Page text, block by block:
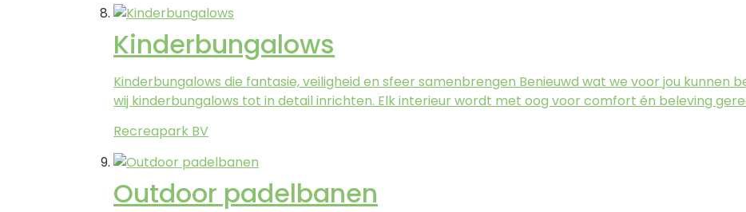
Kinderbungalows
Kinderbungalows die fantasie, veiligheid en sfeer samenbrengen Benieuwd wat we voor jou kunnen
wij kinderbungalows tot in detail inrichten. Elk interieur wordt met oog voor comfort én beleving
Recreapark BV
Outdoor padelbanen